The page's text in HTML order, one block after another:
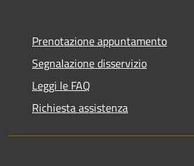
Prenotazione appuntamento
Segnalazione disservizio
Leggi le FAQ
Richiesta assistenza